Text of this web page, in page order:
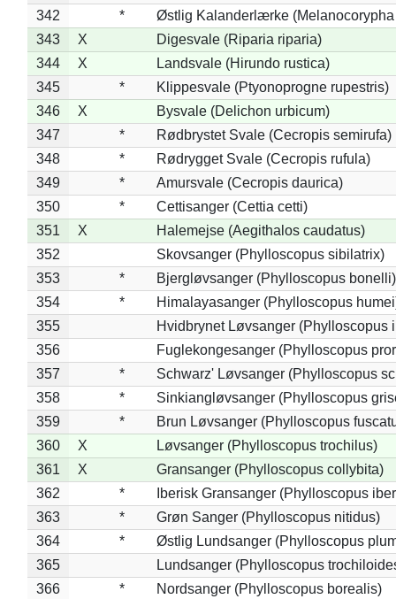
342
*
Østlig Kalanderlærke (Melanocorypha
343
X
Digesvale (Riparia riparia)
344
X
Landsvale (Hirundo rustica)
345
*
Klippesvale (Ptyonoprogne rupestris)
346
X
Bysvale (Delichon urbicum)
347
*
Rødbrystet Svale (Cecropis semirufa)
348
*
Rødrygget Svale (Cecropis rufula)
349
*
Amursvale (Cecropis daurica)
350
*
Cettisanger (Cettia cetti)
351
X
Halemejse (Aegithalos caudatus)
352
Skovsanger (Phylloscopus sibilatrix)
353
*
Bjergløvsanger (Phylloscopus bonelli)
354
*
Himalayasanger (Phylloscopus
355
Hvidbrynet Løvsanger (Phylloscopus
356
Fuglekongesanger (Phylloscopus
357
*
Schwarz' Løvsanger (Phylloscopus
358
*
Sinkiangløvsanger (Phylloscopus
359
*
Brun Løvsanger (Phylloscopus
360
X
Løvsanger (Phylloscopus trochilus)
361
X
Gransanger (Phylloscopus collybita)
362
*
Iberisk Gransanger (Phylloscopus
363
*
Grøn Sanger (Phylloscopus nitidus)
364
*
Østlig Lundsanger (Phylloscopus
365
Lundsanger (Phylloscopus
366
* Nordsanger (Phylloscopus borealis)